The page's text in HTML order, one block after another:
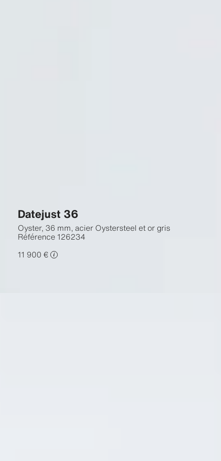
Datejust 36
Oyster, 36 mm, acier Oystersteel et or gris
Référence126234
11 900 €